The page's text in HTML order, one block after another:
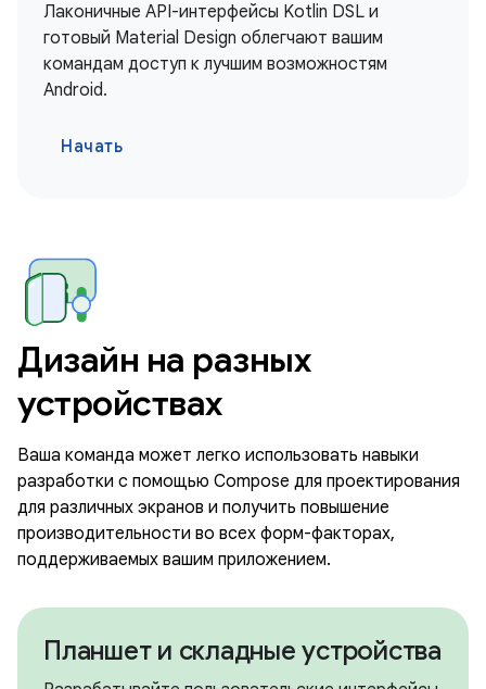
Лаконичные API-интерфейсы Kotlin DSL и
готовый Material Design облегчают вашим
командам доступ к лучшим возможностям
Android.
Начать
Дизайн на разных
устройствах
Ваша команда может легко использовать навыки
разработки с помощью Compose для проектирования
для различных экранов и получить повышение
производительности во всех форм-факторах,
поддерживаемых вашим приложением.
Планшет и складные устройства